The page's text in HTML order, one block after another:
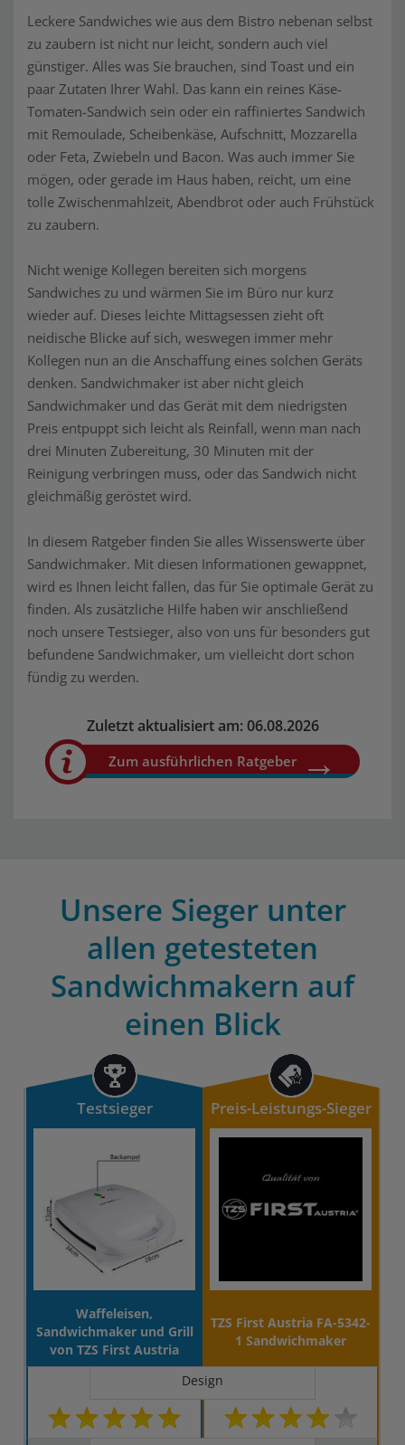
Leckere Sandwiches wie aus dem Bistro nebenan selbst
zu zaubern ist nicht nur leicht, sondern auch viel
günstiger. Alles was Sie brauchen, sind Toast und ein
paar Zutaten Ihrer Wahl. Das kann ein reines Käse-
Tomaten-Sandwich sein oder ein raffiniertes Sandwich
mit Remoulade, Scheibenkäse, Aufschnitt, Mozzarella
oder Feta, Zwiebeln und Bacon. Was auch immer Sie
mögen, oder gerade im Haus haben, reicht, um eine
tolle Zwischenmahlzeit, Abendbrot oder auch Frühstück
zu zaubern.
Nicht wenige Kollegen bereiten sich morgens
Sandwiches zu und wärmen Sie im Büro nur kurz
wieder auf. Dieses leichte Mittagsessen zieht oft
neidische Blicke auf sich, weswegen immer mehr
Kollegen nun an die Anschaffung eines solchen Geräts
denken. Sandwichmaker ist aber nicht gleich
Sandwichmaker und das Gerät mit dem niedrigsten
Preis entpuppt sich leicht als Reinfall, wenn man nach
drei Minuten Zubereitung, 30 Minuten mit der
Reinigung verbringen muss, oder das Sandwich nicht
gleichmäßig geröstet wird.
In diesem Ratgeber finden Sie alles Wissenswerte über
Sandwichmaker. Mit diesen Informationen gewappnet,
wird es Ihnen leicht fallen, das für Sie optimale Gerät zu
finden. Als zusätzliche Hilfe haben wir anschließend
noch unsere Testsieger, also von uns für besonders gut
befundene Sandwichmaker, um vielleicht dort schon
fündig zu werden.
Zuletzt aktualisiert am: 06.08.2026
Zum ausführlichen Ratgeber
Unsere Sieger unter
allen getesteten
Sandwichmakern auf
einen Blick
Testsieger Preis-Leistungs-Sieger
Waffeleisen,
Sandwichmaker und Grill
von TZS First Austria
TZS First Austria FA-5342-
1 Sandwichmaker
Design